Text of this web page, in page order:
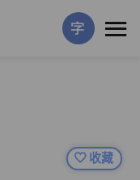
字
收藏